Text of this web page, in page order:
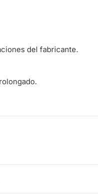
del fabricante.